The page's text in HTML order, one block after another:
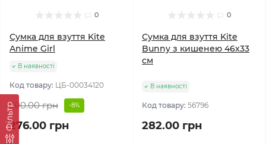
Фільтр
0
Сумка для взуття Kite
Anime Girl
В наявності
Код товару: ЦБ-00034120
300.00 грн -8%
276.00 грн
0
Сумка для взуття Kite
Bunny з кишенею 46х33
см
В наявності
Код товару: 56796
282.00 грн